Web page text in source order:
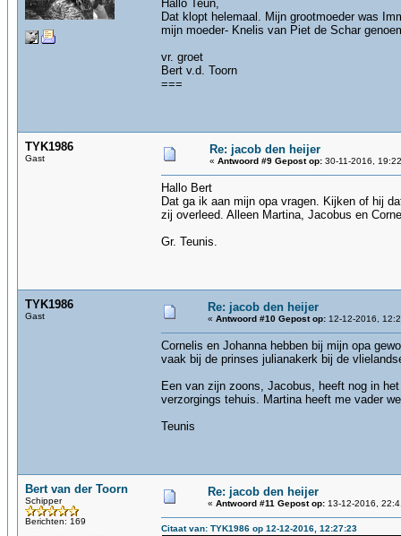
Hallo Teun,
Dat klopt helemaal. Mijn grootmoeder was
mijn moeder- Knelis van Piet de Schar
vr. groet
Bert v.d. Toorn
===
TYK1986
Gast
Re: jacob den heijer
« Antwoord #9 Gepost op: 30-11-2016,
Hallo Bert
Dat ga ik aan mijn opa vragen. Kijken of hij
zij overleed. Alleen Martina, Jacobus en
Gr. Teunis.
TYK1986
Gast
Re: jacob den heijer
« Antwoord #10 Gepost op: 12-12-2016,
Cornelis en Johanna hebben bij mijn opa
vaak bij de prinses julianakerk bij de
Een van zijn zoons, Jacobus, heeft nog in
verzorgings tehuis. Martina heeft me vader
Teunis
Bert van der Toorn
Schipper
Berichten: 169
Re: jacob den heijer
« Antwoord #11 Gepost op: 13-12-2016,
Citaat van: TYK1986 op 12-12-2016, 12:27:23